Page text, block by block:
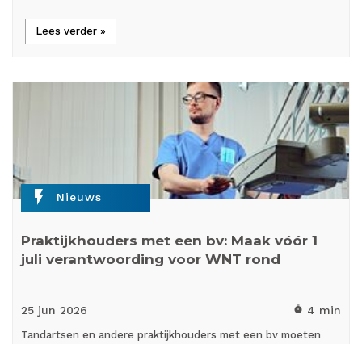
Lees verder »
flash_on Nieuws
Praktijkhouders met een bv: Maak vóór 1
juli verantwoording voor WNT rond
25 jun 2026 timer 4 min
Tandartsen en andere praktijkhouders met een bv moeten